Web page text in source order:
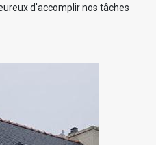
d'accomplir nos tâches